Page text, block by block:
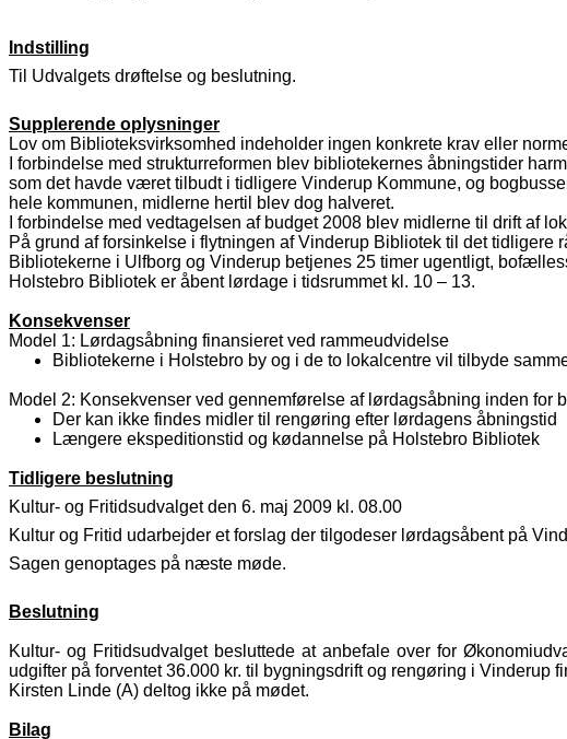
Indstilling
Til Udvalgets drøftelse og beslutning.
Supplerende oplysninger
Lov om Biblioteksvirksomhed indeholder ingen konkrete krav eller
I forbindelse med strukturreformen blev bibliotekernes åbningstider
som det havde været tilbudt i tidligere Vinderup Kommune, og
hele kommunen, midlerne hertil blev dog halveret.
I forbindelse med vedtagelsen af budget 2008 blev midlerne til drift af
På grund af forsinkelse i flytningen af Vinderup Bibliotek til det
Bibliotekerne i Ulfborg og Vinderup betjenes 25 timer ugentligt,
Holstebro Bibliotek er åbent lørdage i tidsrummet kl. 10 – 13.
Konsekvenser
Model 1: Lørdagsåbning finansieret ved rammeudvidelse
Bibliotekerne i Holstebro by og i de to lokalcentre vil tilbyde
Model 2: Konsekvenser ved gennemførelse af lørdagsåbning inden for
Der kan ikke findes midler til rengøring efter lørdagens åbningstid
Længere ekspeditionstid og kødannelse på Holstebro Bibliotek
Tidligere beslutning
Kultur- og Fritidsudvalget den 6. maj 2009 kl. 08.00
Kultur og Fritid udarbejder et forslag der tilgodeser lørdagsåbent på
Sagen genoptages på næste møde.
Beslutning
Kultur- og Fritidsudvalget besluttede at anbefale over for
udgifter på forventet 36.000 kr. til bygningsdrift og rengøring i Vinderup
Kirsten Linde (A) deltog ikke på mødet.
Bilag